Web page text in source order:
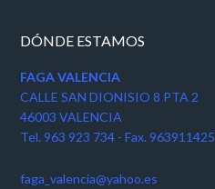
DÓNDE ESTAMOS
FAGA VALENCIA
CALLE SAN DIONISIO 8 PTA 2
46003 VALENCIA
Tel. 963 923 734 - Fax. 963911425
faga_valencia@yahoo.es